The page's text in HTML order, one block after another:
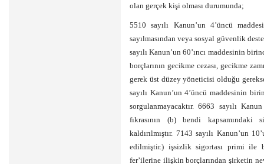
olan gerçek kişi olması durumunda;
5510 sayılı Kanun’un 4’üncü
sayılmasından veya sosyal güvenlik
sayılı Kanun’un 60’ıncı maddesinin
borçlarının gecikme cezası, gecikme
gerek üst düzey yöneticisi olduğu
sayılı Kanun’un 4’üncü maddesinin
sorgulanmayacaktır. 6663 sayılı
fıkrasının (b) bendi kapsamındaki
kaldırılmıştır. 7143 sayılı Kanun’un
edilmiştir.) işsizlik sigortası primi ile
fer’ilerine ilişkin borçlarından şirketin